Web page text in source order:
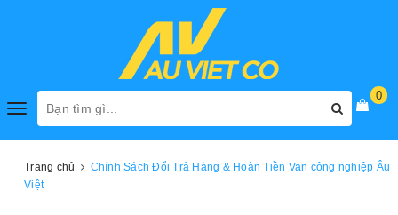
Toggle
0
Trang chủ
Chính Sách Đổi Trả Hàng & Hoàn Tiền Van công nghiệp Âu
Việt